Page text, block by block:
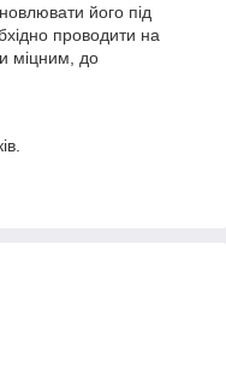
його під
проводити на
міцним, до